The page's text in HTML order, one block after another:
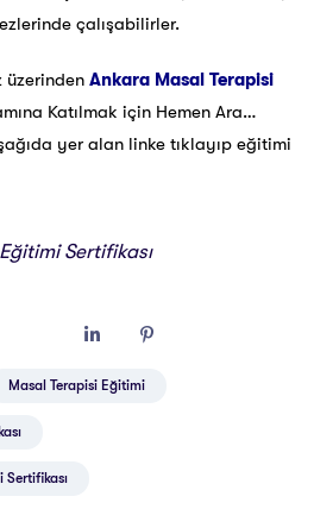
çalışabilirler.
üzerinden Ankara Masal Terapisi
Katılmak için Hemen Ara…
yer alan linke tıklayıp eğitimi
Sertifikası
Masal Terapisi Eğitimi